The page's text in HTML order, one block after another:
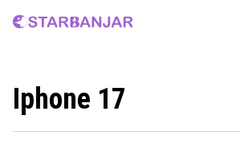
Home
Iphone 17